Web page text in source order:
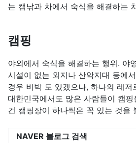
는 캠낚과 차에서 숙식을 해결하는
캠핑
야외에서 숙식을 해결하는 행위. 야
시설이 없는 외지나 산악지대 등에
경우 비박 도 있겠으나, 하나의 레저
대한민국에서도 많은 사람들이 캠
건 캠핑장이 하나씩은 꼭 있는 것을
NAVER 블로그 검색